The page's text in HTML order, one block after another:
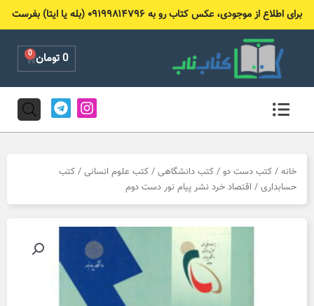
برای اطلاع از موجودی، عکس کتاب رو به ۰۹۱۹۹۸۱۴۷۹۶ (بله یا ایتا) بفرست
0تومان 0
Cart
I
n
s
g
a
T
e
l
r
m
خانه / کتب دست دو / کتب دانشگاهی / کتب علوم انسانی / کتب
حسابداری / اقتصاد خرد نشر پیام نور دست دوم